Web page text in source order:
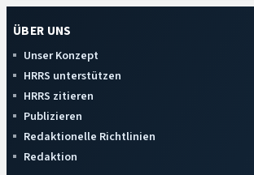
ÜBER UNS
Unser Konzept
HRRS unterstützen
HRRS zitieren
Publizieren
Redaktionelle Richtlinien
Redaktion